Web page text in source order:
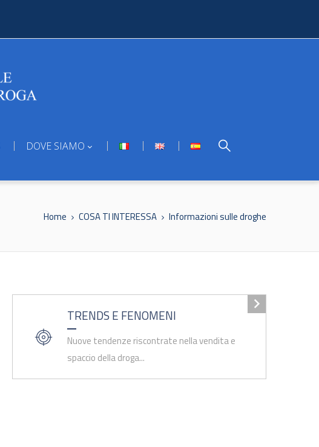
DOVE SIAMO
Home COSA TI INTERESSA Informazioni sulle droghe
TRENDS E FENOMENI
Nuove tendenze riscontrate nella vendita e
spaccio della droga...